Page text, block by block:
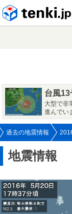
台風13
大型で非
進んでい
過去の地震情報
地震情報